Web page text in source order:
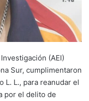
(AEI)
Sur, cumplimentaron
L. L., para reanudar el
por el delito de